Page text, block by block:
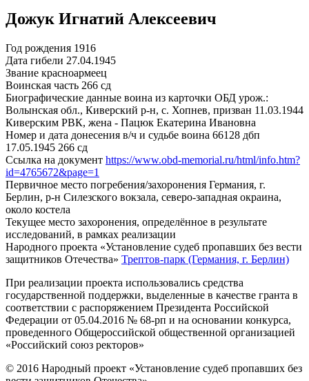
Дожук Игнатий Алексеевич
Год рождения 1916
Дата гибели 27.04.1945
Звание красноармеец
Воинская часть 266 сд
Биографические данные воина из карточки ОБД урож.:
Волынская обл., Киверский р-н, с. Хопнев, призван 11.03.1944
Киверским РВК, жена - Пацюк Екатерина Ивановна
Номер и дата донесения в/ч и судьбе воина 66128 дбп
17.05.1945 266 сд
Ссылка на документ https://www.obd-memorial.ru/html/info.htm?
id=4765672&page=1
Первичное место погребения/захоронения Германия, г.
Берлин, р-н Силезского вокзала, северо-западная окраина,
около костела
Текущее место захоронения, определённое в результате
исследований, в рамках реализации
Народного проекта «Установление судеб пропавших без вести
защитников Отечества» Трептов-парк (Германия, г. Берлин)
При реализации проекта использовались средства
государственной поддержки, выделенные в качестве гранта в
соответствии с распоряжением Президента Российской
Федерации от 05.04.2016 № 68-рп и на основании конкурса,
проведенного Общероссийской общественной организацией
«Российский союз ректоров»
© 2016 Народный проект «Установление судеб пропавших без